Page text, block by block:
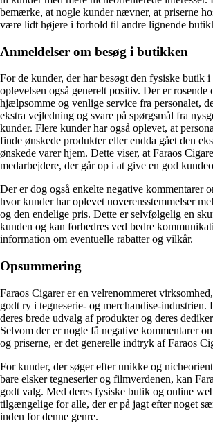
bemærke, at nogle kunder nævner, at priserne
være lidt højere i forhold til andre lignende
Anmeldelser om besøg i butikken
For de kunder, der har besøgt den fysiske butik
oplevelsen også generelt positiv. Der er rosende
hjælpsomme og venlige service fra personalet,
ekstra vejledning og svare på spørgsmål fra
kunder. Flere kunder har også oplevet, at
finde ønskede produkter eller endda gået den
ønskede varer hjem. Dette viser, at Faraos
medarbejdere, der går op i at give en god
Der er dog også enkelte negative kommentarer
hvor kunder har oplevet uoverensstemmelser
og den endelige pris. Dette er selvfølgelig en
kunden og kan forbedres ved bedre
information om eventuelle rabatter og vilkår.
Opsummering
Faraos Cigarer er en velrenommeret
godt ry i tegneserie- og merchandise-industrien.
deres brede udvalg af produkter og deres
Selvom der er nogle få negative kommentarer
og priserne, er det generelle indtryk af Faraos
For kunder, der søger efter unikke og
bare elsker tegneserier og filmverdenen, kan
godt valg. Med deres fysiske butik og online
tilgængelige for alle, der er på jagt efter noget
inden for denne genre.